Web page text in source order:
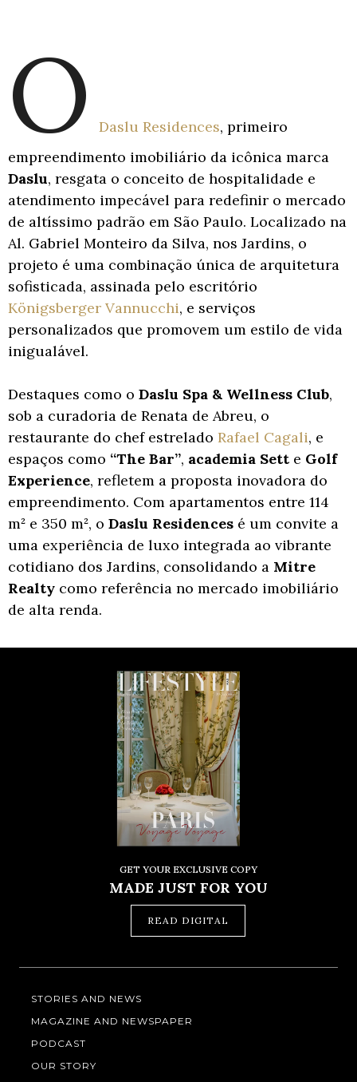
O Daslu Residences, primeiro
empreendimento imobiliário da icônica marca
Daslu, resgata o conceito de hospitalidade e
atendimento impecável para redefinir o mercado
de altíssimo padrão em São Paulo. Localizado na
Al. Gabriel Monteiro da Silva, nos Jardins, o
projeto é uma combinação única de arquitetura
sofisticada, assinada pelo escritório
Königsberger Vannucchi, e serviços
personalizados que promovem um estilo de vida
inigualável.
Destaques como o Daslu Spa & Wellness Club,
sob a curadoria de Renata de Abreu, o
restaurante do chef estrelado Rafael Cagali, e
espaços como “The Bar”, academia Sett e Golf
Experience, refletem a proposta inovadora do
empreendimento. Com apartamentos entre 114
m² e 350 m², o Daslu Residences é um convite a
uma experiência de luxo integrada ao vibrante
cotidiano dos Jardins, consolidando a Mitre
Realty como referência no mercado imobiliário
de alta renda.
GET YOUR EXCLUSIVE COPY
MADE JUST FOR YOU
READ DIGITAL
STORIES AND NEWS
MAGAZINE AND NEWSPAPER
PODCAST
OUR STORY